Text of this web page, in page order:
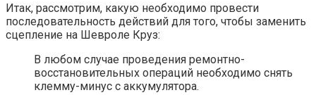
Итак, рассмотрим, какую необходимо провести
последовательность действий для того, чтобы заменить
сцепление на Шевроле Круз:
В любом случае проведения ремонтно-
восстановительных операций необходимо снять
клемму-минус с аккумулятора.